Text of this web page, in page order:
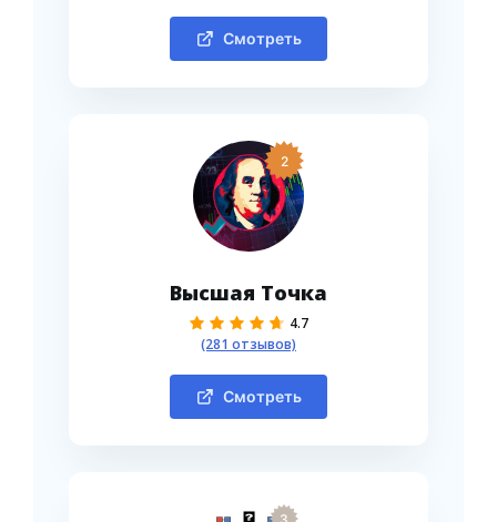
Смотреть
2
Высшая Точка
4.7
(281 отзывов)
Смотреть